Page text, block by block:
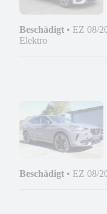
Beschädigt • EZ 08/
Elektro
Beschädigt • EZ 08/